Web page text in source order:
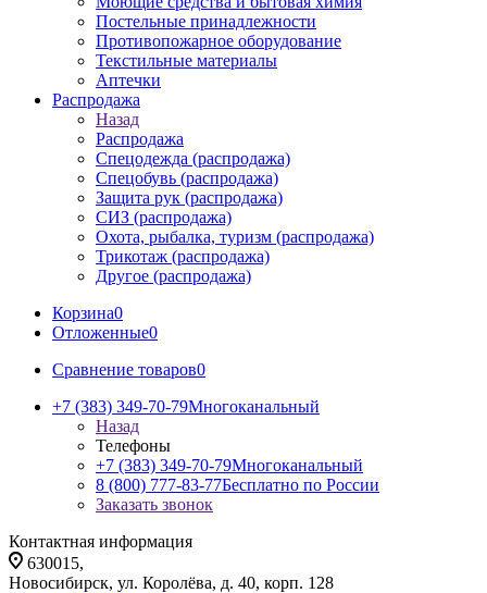
Постельные принадлежности
Противопожарное оборудование
Текстильные материалы
Аптечки
Распродажа
Назад
Распродажа
Спецодежда (распродажа)
Спецобувь (распродажа)
Защита рук (распродажа)
СИЗ (распродажа)
Охота, рыбалка, туризм (распродажа)
Трикотаж (распродажа)
Другое (распродажа)
Корзина0
Отложенные0
Сравнение товаров0
+7 (383) 349-70-79Многоканальный
Назад
Телефоны
+7 (383) 349-70-79Многоканальный
8 (800) 777-83-77Бесплатно по России
Заказать звонок
Контактная информация
630015,
Новосибирск, ул. Королёва, д. 40, корп. 128